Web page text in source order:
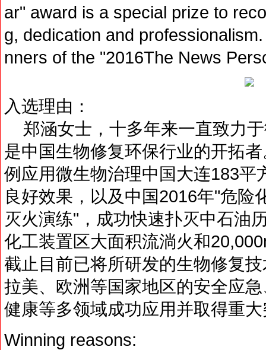
ar" award is a special prize to
g, dedication and
nners of the "2016The News
入选理由：
郑涵女士，十多年来一直致力
是中国生物修复环保行业的开拓
例应用微生物治理中国大连183平
良好效果，以及中国2016年"危险
灭火演练"，成功快速扑灭中石油
化工装置区大面积流淌火和
截止目前已将所研发的生物修复
拉美、欧洲等国家地区的安全应
健康等多领域成功应用并取得重
Winning reasons: